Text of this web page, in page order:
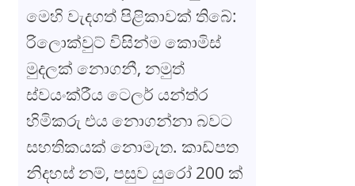
මෙහි වැදගත් පිළිකාවක් තිබේ:
රිලොක්වුට් විසින්ම කොමිස්
මුදලක් නොගනී, නමුත්
ස්වයංක්රීය ටෙලර් යන්ත්ර
හිමිකරු එය නොගන්නා බවට
සහතිකයක් නොමැත. කාඩ්පත
නිදහස් නම්, පසුව යුරෝ 200 ක්